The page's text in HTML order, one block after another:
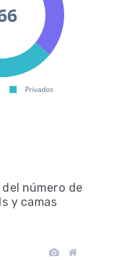
número de
y camas